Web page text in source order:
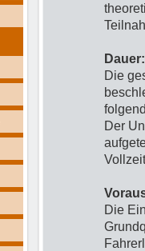
Dauer:
Die
Der
Die